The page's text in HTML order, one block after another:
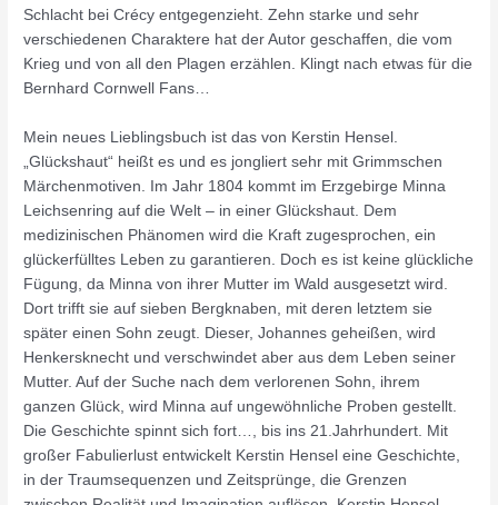
Schlacht bei Crécy entgegenzieht. Zehn starke und sehr
verschiedenen Charaktere hat der Autor geschaffen, die vom
Krieg und von all den Plagen erzählen. Klingt nach etwas für die
Bernhard Cornwell Fans…
Mein neues Lieblingsbuch ist das von Kerstin Hensel.
„Glückshaut“ heißt es und es jongliert sehr mit Grimmschen
Märchenmotiven. Im Jahr 1804 kommt im Erzgebirge Minna
Leichsenring auf die Welt – in einer Glückshaut. Dem
medizinischen Phänomen wird die Kraft zugesprochen, ein
glückerfülltes Leben zu garantieren. Doch es ist keine glückliche
Fügung, da Minna von ihrer Mutter im Wald ausgesetzt wird.
Dort trifft sie auf sieben Bergknaben, mit deren letztem sie
später einen Sohn zeugt. Dieser, Johannes geheißen, wird
Henkersknecht und verschwindet aber aus dem Leben seiner
Mutter. Auf der Suche nach dem verlorenen Sohn, ihrem
ganzen Glück, wird Minna auf ungewöhnliche Proben gestellt.
Die Geschichte spinnt sich fort…, bis ins 21.Jahrhundert. Mit
großer Fabulierlust entwickelt Kerstin Hensel eine Geschichte,
in der Traumsequenzen und Zeitsprünge, die Grenzen